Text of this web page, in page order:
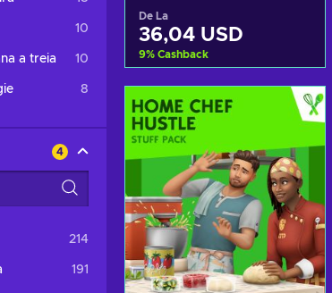
10
a treia 10
8
4
214
191
De La
36,04 USD
9% Cashback
Vezi ofertele